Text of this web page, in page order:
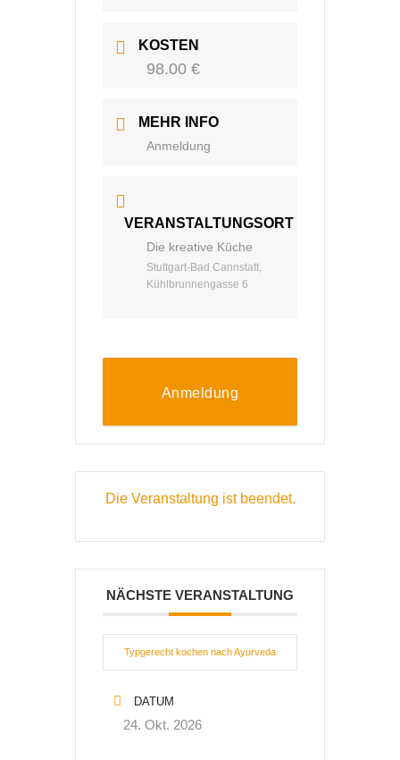
KOSTEN
98.00 €
MEHR INFO
Anmeldung
VERANSTALTUNGSORT
Die kreative Küche
Stuttgart-Bad Cannstatt,
Kühlbrunnengasse 6
Anmeldung
Die Veranstaltung ist beendet.
NÄCHSTE VERANSTALTUNG
Typgerecht kochen nach Ayurveda
DATUM
24. Okt. 2026